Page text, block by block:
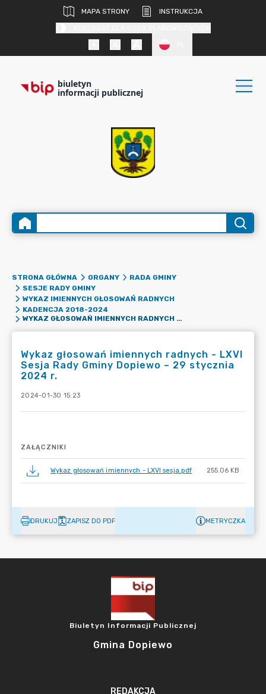
MAPA STRONY
INSTRUKCJA
biuletyn
informacji publicznej
STRONA GŁÓWNA ORGANY
RADA GMINY
SESJE RADY GMINY
WYKAZ IMIENNYCH GŁOSOWAŃ RADNYCH
KADENCJA 2018-2024
WYKAZ GŁOSOWAŃ IMIENNYCH RADNYCH - LXVI SESJA RADY GMINY DOPIEWO – 29 STYCZNIA 2024 R.
Wykaz głosowań imiennych radnych - LXVI
Sesja Rady Gminy Dopiewo – 29 stycznia
2024 r.
2024-01-30 15:23
ZAŁĄCZNIKI
Wykaz głosowań imiennych - LXVI sesja.pdf 255.06 KB
DRUKUJ ZAPISZ DO PDF METRYCZKA
Biuletyn Informacji Publicznej
Gmina Dopiewo
REDAKCJA